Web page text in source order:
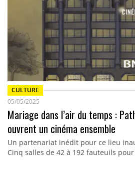
CULTURE
05/05/2025
Mariage dans l’air du temps :
ouvrent un cinéma ensemble
Un partenariat inédit pour ce lieu
Cinq salles de 42 à 192 fauteuils